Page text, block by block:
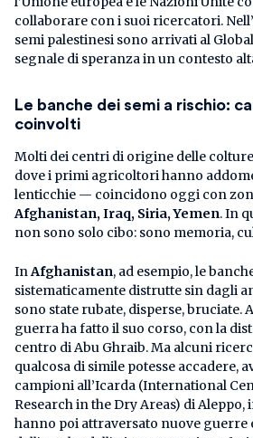
collaborare con i suoi ricercatori.
semi palestinesi sono arrivati al
segnale di speranza in un contesto
Le banche dei semi a rischio:
coinvolti
Molti dei centri di origine delle
dove i primi agricoltori hanno
lenticchie — coincidono oggi con
Afghanistan, Iraq, Siria, Yemen. In
non sono solo cibo: sono memoria,
InAfghanistan, ad esempio, le
sistematicamente distrutte sin dagli
sono state rubate, disperse, bruciate.
guerra ha fatto il suo corso, con la
centro di Abu Ghraib. Ma alcuni
qualcosa di simile potesse accadere,
campioni all’Icarda (International
Research in the Dry Areas) di Aleppo,
hanno poi attraversato nuove guerre